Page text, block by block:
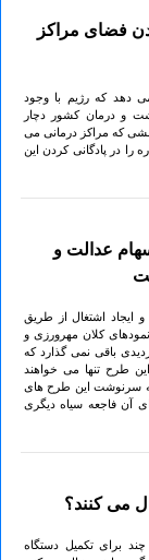
فضای مراکز
دهد که رژیم با وجود
و درمان کشور دچار
که مراکز درمانی می
را در پادگانی کردن این
عدالت و
اشتغال از طریق
کلان مهرورزی و
باقی نمی گذارد که
طرح تنها می خواهند
به سرنوشت این طرح های
آن فاجعه سیاه دیگری
می کنند؟
برای تکمیل دستگاه